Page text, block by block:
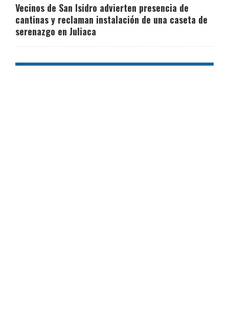
Vecinos de San Isidro advierten presencia de
cantinas y reclaman instalación de una caseta de
serenazgo en Juliaca